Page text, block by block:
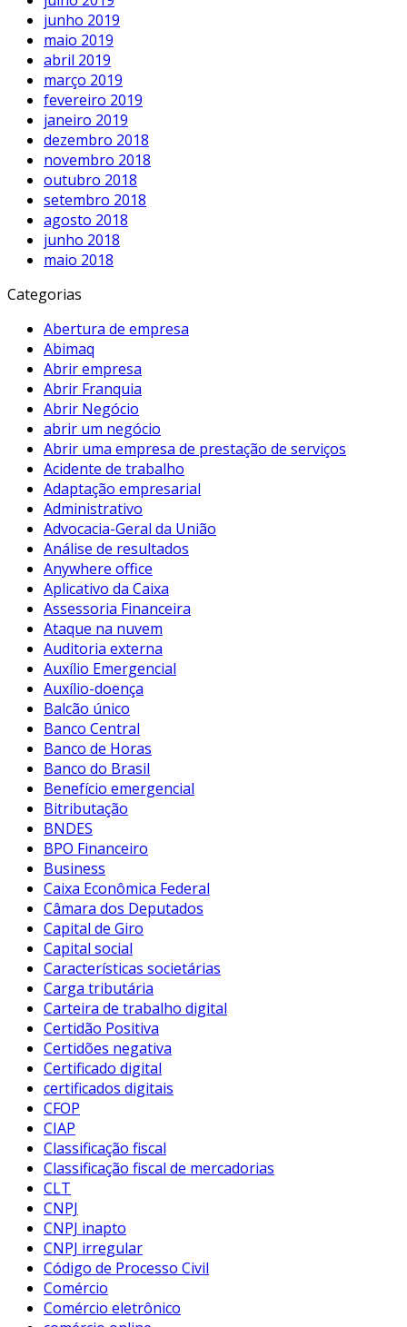
junho 2019
maio 2019
abril 2019
março 2019
fevereiro 2019
janeiro 2019
dezembro 2018
novembro 2018
outubro 2018
setembro 2018
agosto 2018
junho 2018
maio 2018
Categorias
Abertura de empresa
Abimaq
Abrir empresa
Abrir Franquia
Abrir Negócio
abrir um negócio
Abrir uma empresa de prestação de serviços
Acidente de trabalho
Adaptação empresarial
Administrativo
Advocacia-Geral da União
Análise de resultados
Anywhere office
Aplicativo da Caixa
Assessoria Financeira
Ataque na nuvem
Auditoria externa
Auxílio Emergencial
Auxílio-doença
Balcão único
Banco Central
Banco de Horas
Banco do Brasil
Benefício emergencial
Bitributação
BNDES
BPO Financeiro
Business
Caixa Econômica Federal
Câmara dos Deputados
Capital de Giro
Capital social
Características societárias
Carga tributária
Carteira de trabalho digital
Certidão Positiva
Certidões negativa
Certificado digital
certificados digitais
CFOP
CIAP
Classificação fiscal
Classificação fiscal de mercadorias
CLT
CNPJ
CNPJ inapto
CNPJ irregular
Código de Processo Civil
Comércio
Comércio eletrônico